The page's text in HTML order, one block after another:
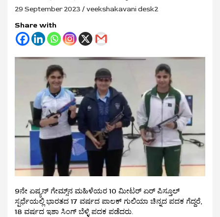
29 September 2023 veekshakavani desk2
Share with
9ನೇ ಏಷ್ಯನ್ ಗೇಮ್ಸ್‌ನ ಮಹಿಳೆಯರ 10 ಮೀಟರ್ ಏರ್ ಪಿಸ್ತೂಲ್
ಸ್ಪರ್ಧೆಯಲ್ಲಿ ಭಾರತದ 17 ವರ್ಷದ ಪಾಲಕ್ ಗುಲಿಯಾ ಚಿನ್ನದ ಪದಕ ಗೆದ್ದರೆ,
18 ವರ್ಷದ ಇಶಾ ಸಿಂಗ್ ಬೆಳ್ಳಿ ಪದಕ ಪಡೆದರು.